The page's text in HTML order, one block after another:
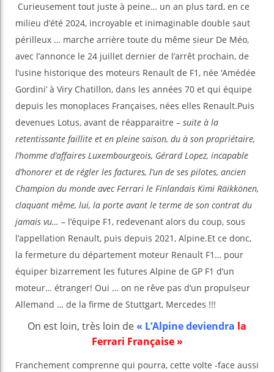
Curieusement tout juste à peine… un an plus tard, en ce
milieu d’été 2024, incroyable et inimaginable double saut
périlleux … marche arrière toute du même sieur De Méo,
avec l’annonce le 24 juillet dernier de l’arrêt prochain, de
l’usine historique des moteurs Renault de F1, née ‘Amédée
Gordini’ à Viry Chatillon, dans les années 70 et qui équipe
depuis les monoplaces Françaises, nées elles Renault.Puis
devenues Lotus, avant de réapparaitre – suite à la
retentissante faillite et en pleine saison, du à son propriétaire,
l’homme d’affaires Luxembourgeois, Gérard Lopez, incapable
d’honorer et de régler les factures, l’un de ses pilotes, ancien
Champion du monde avec Ferrari le Finlandais Kimi Räikkönen,
claquant même, lui, la porte avant le terme de son contrat du
jamais vu… – l’équipe F1, redevenant alors du coup, sous
l’appellation Renault, puis depuis 2021, Alpine.Et ce donc,
la fermeture du département moteur Renault F1… pour
équiper bizarrement les futures Alpine de GP F1 d’un
moteur… étranger! Oui … on ne rêve pas d’un propulseur
Allemand … de la firme de Stuttgart, Mercedes !!!
On est loin, très loin de« L’Alpine deviendra la
Ferrari Française »
Franchement comprenne qui pourra, cette volte -face aussi